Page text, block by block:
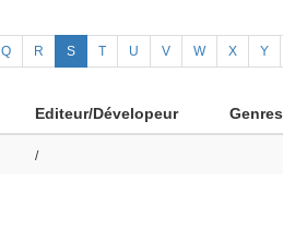
Q R S T U V W X Y
Editeur/Dévelopeur Genres
/